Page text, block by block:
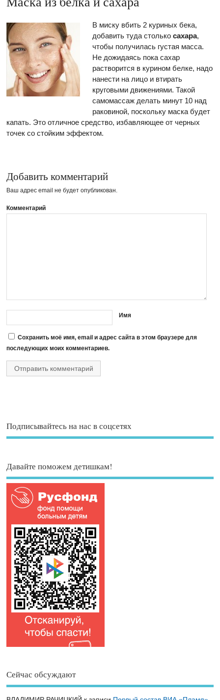
В миску вбить 2 куриных бека,
добавить туда столько сахара,
чтобы получилась густая масса.
Не дожидаясь пока сахар
растворится в курином белке, надо
нанести на лицо и втирать
круговыми движениями. Такой
самомассаж делать минут 10 над
раковиной, поскольку маска будет
капать. Это отличное средство, избавляющее от черных
точек со стойким эффектом.
Добавить комментарий
Ваш адрес email не будет опубликован.
Комментарий
Имя
Сохранить моё имя, email и адрес сайта в этом браузере для
последующих моих комментариев.
Подписывайтесь на нас в соцсетях
Давайте поможем детишкам!
Сейчас обсуждают